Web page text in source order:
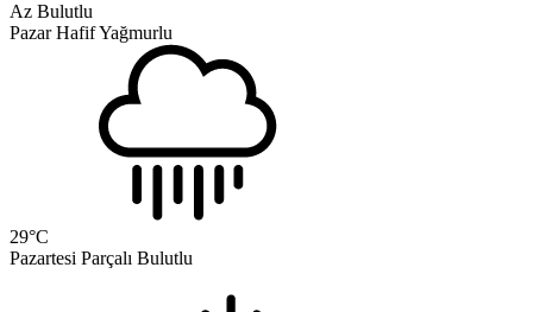
Az Bulutlu
Pazar Hafif Yağmurlu
29°C
Pazartesi Parçalı Bulutlu